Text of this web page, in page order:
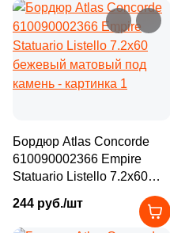
Бордюр Atlas Concorde
610090002366 Empire
Statuario Listello 7.2x60
камень
244 руб./шт